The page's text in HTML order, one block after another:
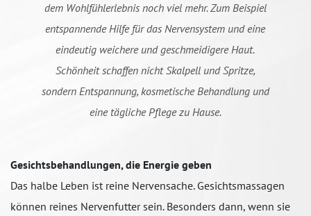
dem Wohlfühlerlebnis noch viel mehr. Zum Beispiel
entspannende Hilfe für das Nervensystem und eine
eindeutig weichere und geschmeidigere Haut.
Schönheit schaffen nicht Skalpell und Spritze,
sondern Entspannung, kosmetische Behandlung und
eine tägliche Pflege zu Hause.
Gesichtsbehandlungen, die Energie geben
Das halbe Leben ist reine Nervensache. Gesichtsmassagen
können reines Nervenfutter sein. Besonders dann, wenn sie